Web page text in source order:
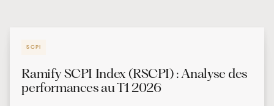
SCPI
Ramify SCPI Index (RSCPI) : Analyse des
performances au T1 2026